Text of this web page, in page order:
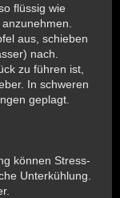
flüssig wie
aus, schieben
nach.
zu führen ist,
In schweren
geplagt.
können Stress-
Unterkühlung.